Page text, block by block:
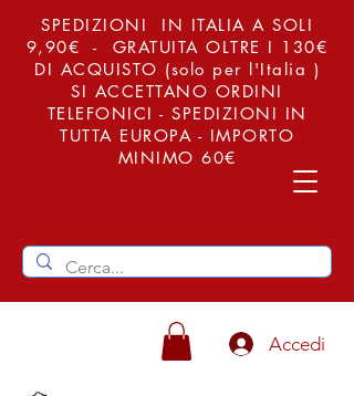
SPEDIZIONI IN ITALIA A SOLI
9,90€ - GRATUITA OLTRE I 130€
DI ACQUISTO (solo per l'Italia )
SI ACCETTANO ORDINI
TELEFONICI - SPEDIZIONI IN
TUTTA EUROPA - IMPORTO
MINIMO 60€
Accedi